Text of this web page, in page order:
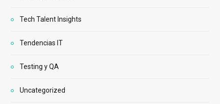
Tech Talent Insights
Tendencias IT
Testing y QA
Uncategorized